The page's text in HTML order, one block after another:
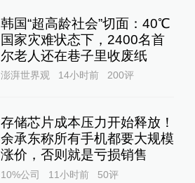
韩国“超高龄社会”切面：40℃
国家灾难状态下，2400名首
尔老人还在巷子里收废纸
澎湃世界观 14小时前 200评
存储芯片成本压力开始释放！
余承东称所有手机都要大规模
涨价，否则就是亏损销售
10%公司 11小时前 50评